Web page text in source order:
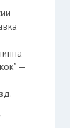
—